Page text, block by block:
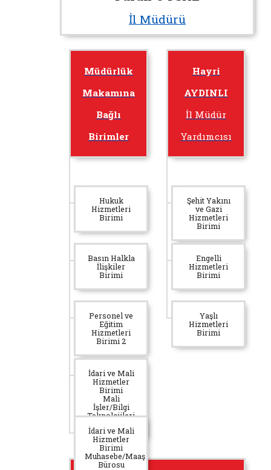
İl Müdürü
Müdürlük
Makamına
Bağlı
Birimler
Hukuk
Hizmetleri
Birimi
Basın Halkla
İlişkiler
Birimi
Personel ve
Eğitim
Hizmetleri
Birimi 2
İdari ve Mali
Hizmetler
Birimi
Mali
İşler/Bilgi
Teknolojileri
İdari ve Mali
Hizmetler
Birimi
Muhasebe/Maaş
Bürosu
Hayri
AYDINLI
İl Müdür
Yardımcısı
Şehit Yakını
ve Gazi
Hizmetleri
Birimi
Engelli
Hizmetleri
Birimi
Yaşlı
Hizmetleri
Birimi